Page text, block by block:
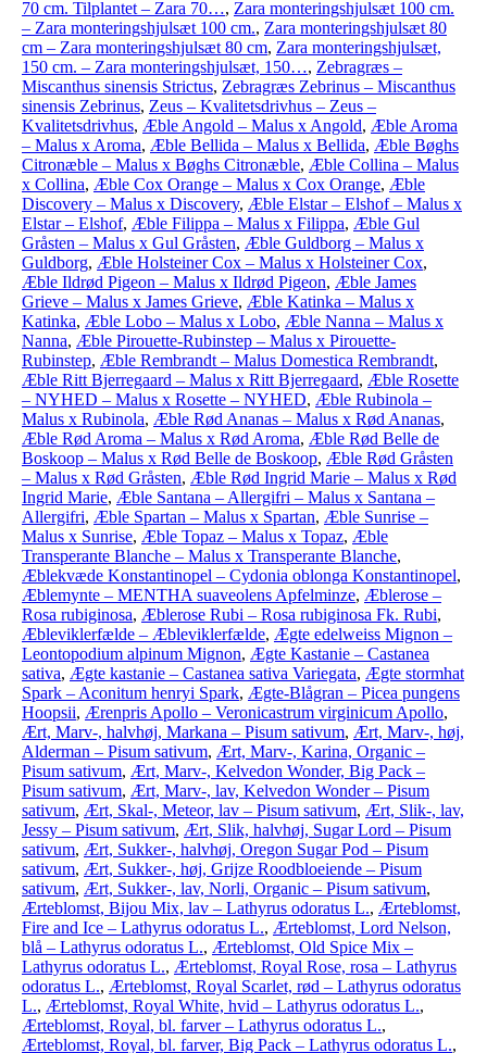
70 cm. Tilplantet – Zara 70…, Zara monteringshjulsæt 100 cm.
– Zara monteringshjulsæt 100 cm., Zara monteringshjulsæt 80
cm – Zara monteringshjulsæt 80 cm, Zara monteringshjulsæt,
150 cm. – Zara monteringshjulsæt, 150…, Zebragræs –
Miscanthus sinensis Strictus, Zebragræs Zebrinus – Miscanthus
sinensis Zebrinus, Zeus – Kvalitetsdrivhus – Zeus –
Kvalitetsdrivhus, Æble Angold – Malus x Angold, Æble Aroma
– Malus x Aroma, Æble Bellida – Malus x Bellida, Æble Bøghs
Citronæble – Malus x Bøghs Citronæble, Æble Collina – Malus
x Collina, Æble Cox Orange – Malus x Cox Orange, Æble
Discovery – Malus x Discovery, Æble Elstar – Elshof – Malus x
Elstar – Elshof, Æble Filippa – Malus x Filippa, Æble Gul
Gråsten – Malus x Gul Gråsten, Æble Guldborg – Malus x
Guldborg, Æble Holsteiner Cox – Malus x Holsteiner Cox,
Æble Ildrød Pigeon – Malus x Ildrød Pigeon, Æble James
Grieve – Malus x James Grieve, Æble Katinka – Malus x
Katinka, Æble Lobo – Malus x Lobo, Æble Nanna – Malus x
Nanna, Æble Pirouette-Rubinstep – Malus x Pirouette-
Rubinstep, Æble Rembrandt – Malus Domestica Rembrandt,
Æble Ritt Bjerregaard – Malus x Ritt Bjerregaard, Æble Rosette
– NYHED – Malus x Rosette – NYHED, Æble Rubinola –
Malus x Rubinola, Æble Rød Ananas – Malus x Rød Ananas,
Æble Rød Aroma – Malus x Rød Aroma, Æble Rød Belle de
Boskoop – Malus x Rød Belle de Boskoop, Æble Rød Gråsten
– Malus x Rød Gråsten, Æble Rød Ingrid Marie – Malus x Rød
Ingrid Marie, Æble Santana – Allergifri – Malus x Santana –
Allergifri, Æble Spartan – Malus x Spartan, Æble Sunrise –
Malus x Sunrise, Æble Topaz – Malus x Topaz, Æble
Transperante Blanche – Malus x Transperante Blanche,
Æblekvæde Konstantinopel – Cydonia oblonga Konstantinopel,
Æblemynte – MENTHA suaveolens Apfelminze, Æblerose –
Rosa rubiginosa, Æblerose Rubi – Rosa rubiginosa Fk. Rubi,
Æbleviklerfælde – Æbleviklerfælde, Ægte edelweiss Mignon –
Leontopodium alpinum Mignon, Ægte Kastanie – Castanea
sativa, Ægte kastanie – Castanea sativa Variegata, Ægte stormhat
Spark – Aconitum henryi Spark, Ægte-Blågran – Picea pungens
Hoopsii, Ærenpris Apollo – Veronicastrum virginicum Apollo,
Ært, Marv-, halvhøj, Markana – Pisum sativum, Ært, Marv-, høj,
Alderman – Pisum sativum, Ært, Marv-, Karina, Organic –
Pisum sativum, Ært, Marv-, Kelvedon Wonder, Big Pack –
Pisum sativum, Ært, Marv-, lav, Kelvedon Wonder – Pisum
sativum, Ært, Skal-, Meteor, lav – Pisum sativum, Ært, Slik-, lav,
Jessy – Pisum sativum, Ært, Slik, halvhøj, Sugar Lord – Pisum
sativum, Ært, Sukker-, halvhøj, Oregon Sugar Pod – Pisum
sativum, Ært, Sukker-, høj, Grijze Roodbloeiende – Pisum
sativum, Ært, Sukker-, lav, Norli, Organic – Pisum sativum,
Ærteblomst, Bijou Mix, lav – Lathyrus odoratus L., Ærteblomst,
Fire and Ice – Lathyrus odoratus L., Ærteblomst, Lord Nelson,
blå – Lathyrus odoratus L., Ærteblomst, Old Spice Mix –
Lathyrus odoratus L., Ærteblomst, Royal Rose, rosa – Lathyrus
odoratus L., Ærteblomst, Royal Scarlet, rød – Lathyrus odoratus
L., Ærteblomst, Royal White, hvid – Lathyrus odoratus L.,
Ærteblomst, Royal, bl. farver – Lathyrus odoratus L.,
Ærteblomst, Royal, bl. farver, Big Pack – Lathyrus odoratus L.,